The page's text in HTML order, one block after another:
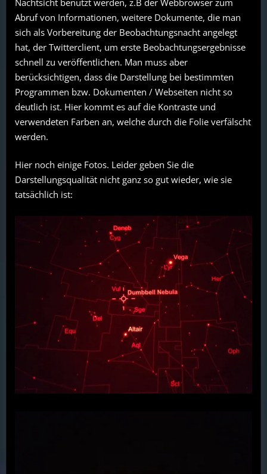
Abruf von Informationen, weitere Dokumente, die man
sich als Vorbereitung der Beobachtungsnacht angelegt
hat, der Twitterclient, um erste Beobachtungsergebnisse
schnell zu veröffentlichen. Man muss aber
berücksichtigen, dass die Darstellung bei bestimmten
Programmen bzw. Dokumenten / Webseiten nicht so
deutlich ist. Hier kommt es auf die Kontraste und
verwendeten Farben an, welche durch die Folie verfälscht
werden.
Hier noch einige Fotos. Leider geben Sie die
Darstellungsqualität nicht ganz so gut wieder, wie sie
tatsächlich ist: